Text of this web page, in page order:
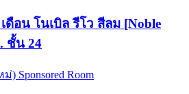
ดือน โนเบิล รีโว สีลม [Noble
ชั้น 24
ม่) Sponsored Room